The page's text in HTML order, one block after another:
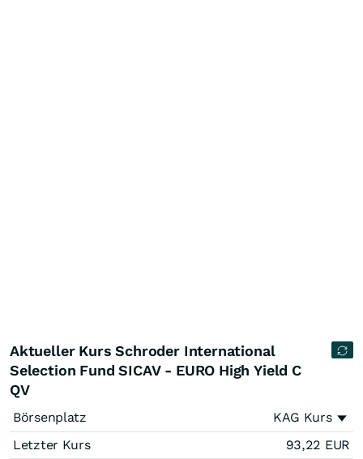
Aktueller Kurs Schroder International
Selection Fund SICAV - EURO High Yield C
QV
Börsenplatz
KAG Kurs
Letzter Kurs
93,22 EUR